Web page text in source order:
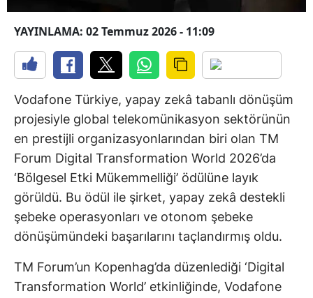
YAYINLAMA: 02 Temmuz 2026 - 11:09
Vodafone Türkiye, yapay zekâ tabanlı dönüşüm
projesiyle global telekomünikasyon sektörünün
en prestijli organizasyonlarından biri olan TM
Forum Digital Transformation World 2026’da
‘Bölgesel Etki Mükemmelliği’ ödülüne layık
görüldü. Bu ödül ile şirket, yapay zekâ destekli
şebeke operasyonları ve otonom şebeke
dönüşümündeki başarılarını taçlandırmış oldu.
TM Forum’un Kopenhag’da düzenlediği ‘Digital
Transformation World’ etkinliğinde, Vodafone